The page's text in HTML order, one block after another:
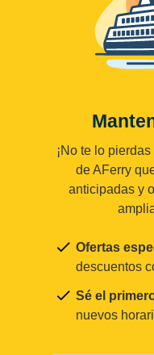
¡No te lo
de AFerry
anticipadas y
Ofertas
descuentos
Sé el
nuevos